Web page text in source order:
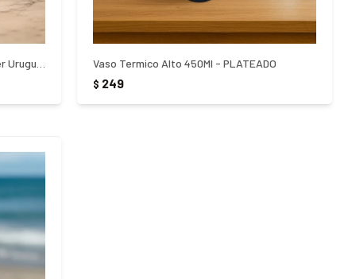
Vaso Termico Alto 450Ml - PLATEADO
$ 249